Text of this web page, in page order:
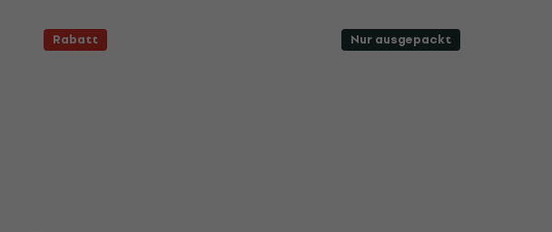
Rabatt Nur ausgepackt